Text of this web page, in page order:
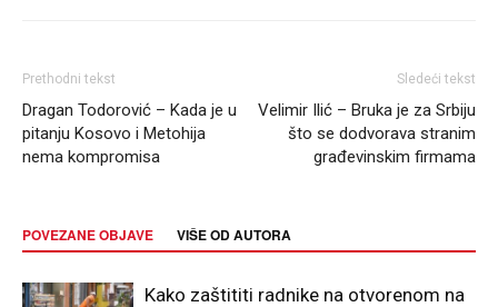
Prethodni tekst
Dragan Todorović – Kada je u
pitanju Kosovo i Metohija
nema kompromisa
Sledeći tekst
Velimir Ilić – Bruka je za Srbiju
što se dodvorava stranim
građevinskim firmama
POVEZANE OBJAVE VIŠE OD AUTORA
Kako zaštititi radnike na otvorenom na